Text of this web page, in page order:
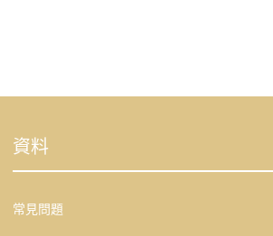
資料
常見問題